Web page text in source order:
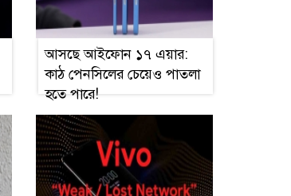
আসছে আইফোন ১৭ এয়ার:
কাঠ পেনসিলের চেয়েও পাতলা
হতে পারে!